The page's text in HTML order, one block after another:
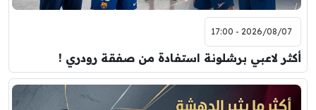
2026/08/07 - 17:00
أكثر لاعبي برشلونة استفادة من صفقة رودري !